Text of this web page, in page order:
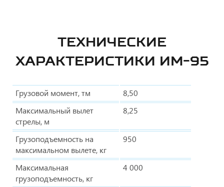
ТЕХНИЧЕСКИЕ
ХАРАКТЕРИСТИКИ ИМ-95
Грузовой момент, тм
8,50
Максимальный вылет
стрелы, м
8,25
Грузоподъемность на
максимальном вылете, кг
950
Максимальная
грузоподъемность, кг
4 000